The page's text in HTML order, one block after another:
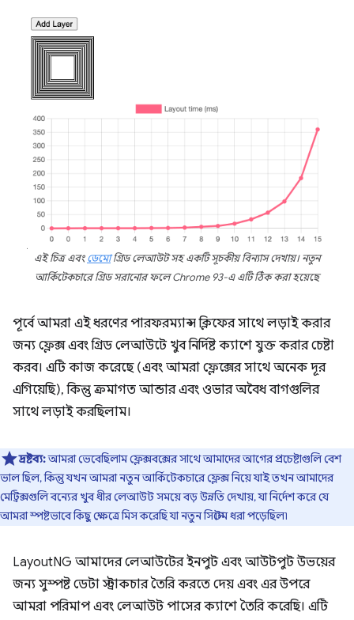
এই চিত্র এবংডেমোগ্রিড লেআউট সহ একটি সূচকীয় বিন্যাস দেখায়। নতুন
আর্কিটেকচারে গ্রিড সরানোর ফলে Chrome 93-এ ​​এটি ঠিক করা হয়েছে
পূর্বে আমরা এই ধরণের পারফরম্যান্স ক্লিফের সাথে লড়াই করার
জন্য ফ্লেক্স এবং গ্রিড লেআউটে খুব নির্দিষ্ট ক্যাশে যুক্ত করার চেষ্টা
করব। এটি কাজ করেছে (এবং আমরা ফ্লেক্সের সাথে অনেক দূর
এগিয়েছি), কিন্তু ক্রমাগত আন্ডার এবং ওভার অবৈধ বাগগুলির
সাথে লড়াই করছিলাম।
দ্রষ্টব্য:আমরা ভেবেছিলাম ফ্লেক্সবক্সের সাথে আমাদের আগের প্রচেষ্টাগুলি বেশ
ভাল ছিল, কিন্তু যখন আমরা নতুন আর্কিটেকচারে ফ্লেক্স নিয়ে যাই তখন আমাদের
মেট্রিক্সগুলি বন্যের খুব ধীর লেআউট সময়ে বড় উন্নতি দেখায়, যা নির্দেশ করে যে
আমরা স্পষ্টভাবে কিছু ক্ষেত্রে মিস করেছি যা নতুন সিস্টেম ধরা পড়েছিল৷
LayoutNG আমাদের লেআউটের ইনপুট এবং আউটপুট উভয়ের
জন্য সুস্পষ্ট ডেটা স্ট্রাকচার তৈরি করতে দেয় এবং এর উপরে
আমরা পরিমাপ এবং লেআউট পাসের ক্যাশে তৈরি করেছি। এটি